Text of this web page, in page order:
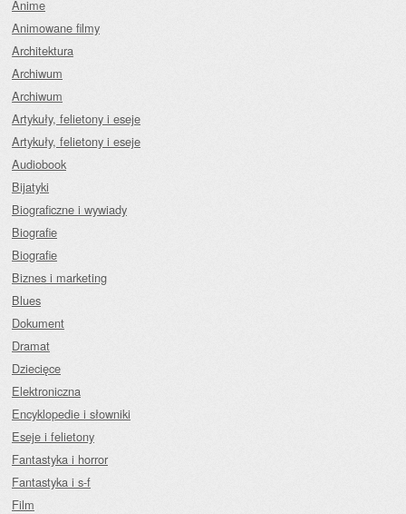
Anime
Animowane filmy
Architektura
Archiwum
Archiwum
Artykuły, felietony i eseje
Artykuły, felietony i eseje
Audiobook
Bijatyki
Biograficzne i wywiady
Biografie
Biografie
Biznes i marketing
Blues
Dokument
Dramat
Dziecięce
Elektroniczna
Encyklopedie i słowniki
Eseje i felietony
Fantastyka i horror
Fantastyka i s-f
Film